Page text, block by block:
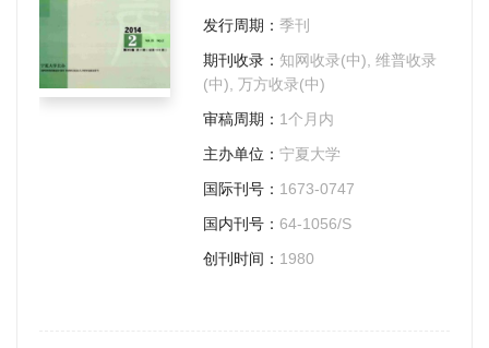
发行周期： 季刊
期刊收录： 知网收录(中), 维普收录
(中), 万方收录(中)
审稿周期： 1个月内
主办单位： 宁夏大学
国际刊号： 1673-0747
国内刊号： 64-1056/S
创刊时间： 1980